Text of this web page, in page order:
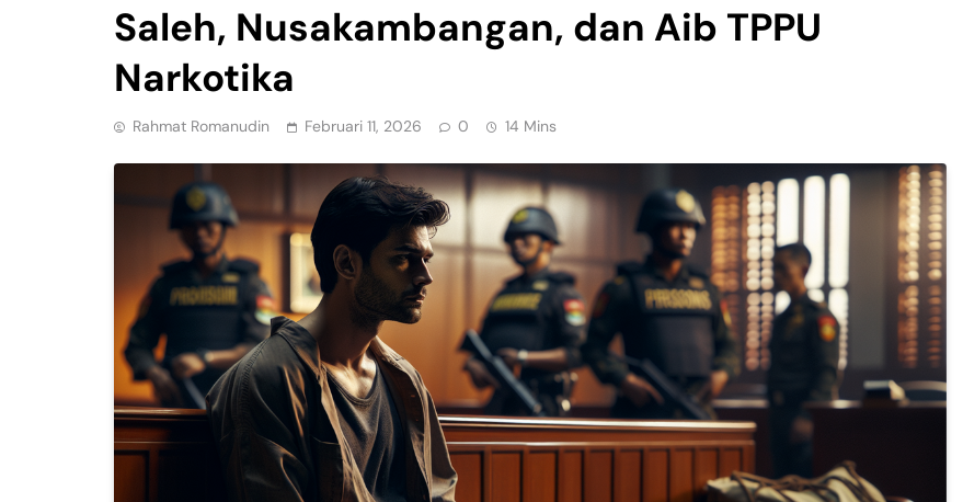
Saleh, Nusakambangan, dan Aib TPPU
Narkotika
Rahmat Romanudin Februari 11, 2026 0 14 Mins